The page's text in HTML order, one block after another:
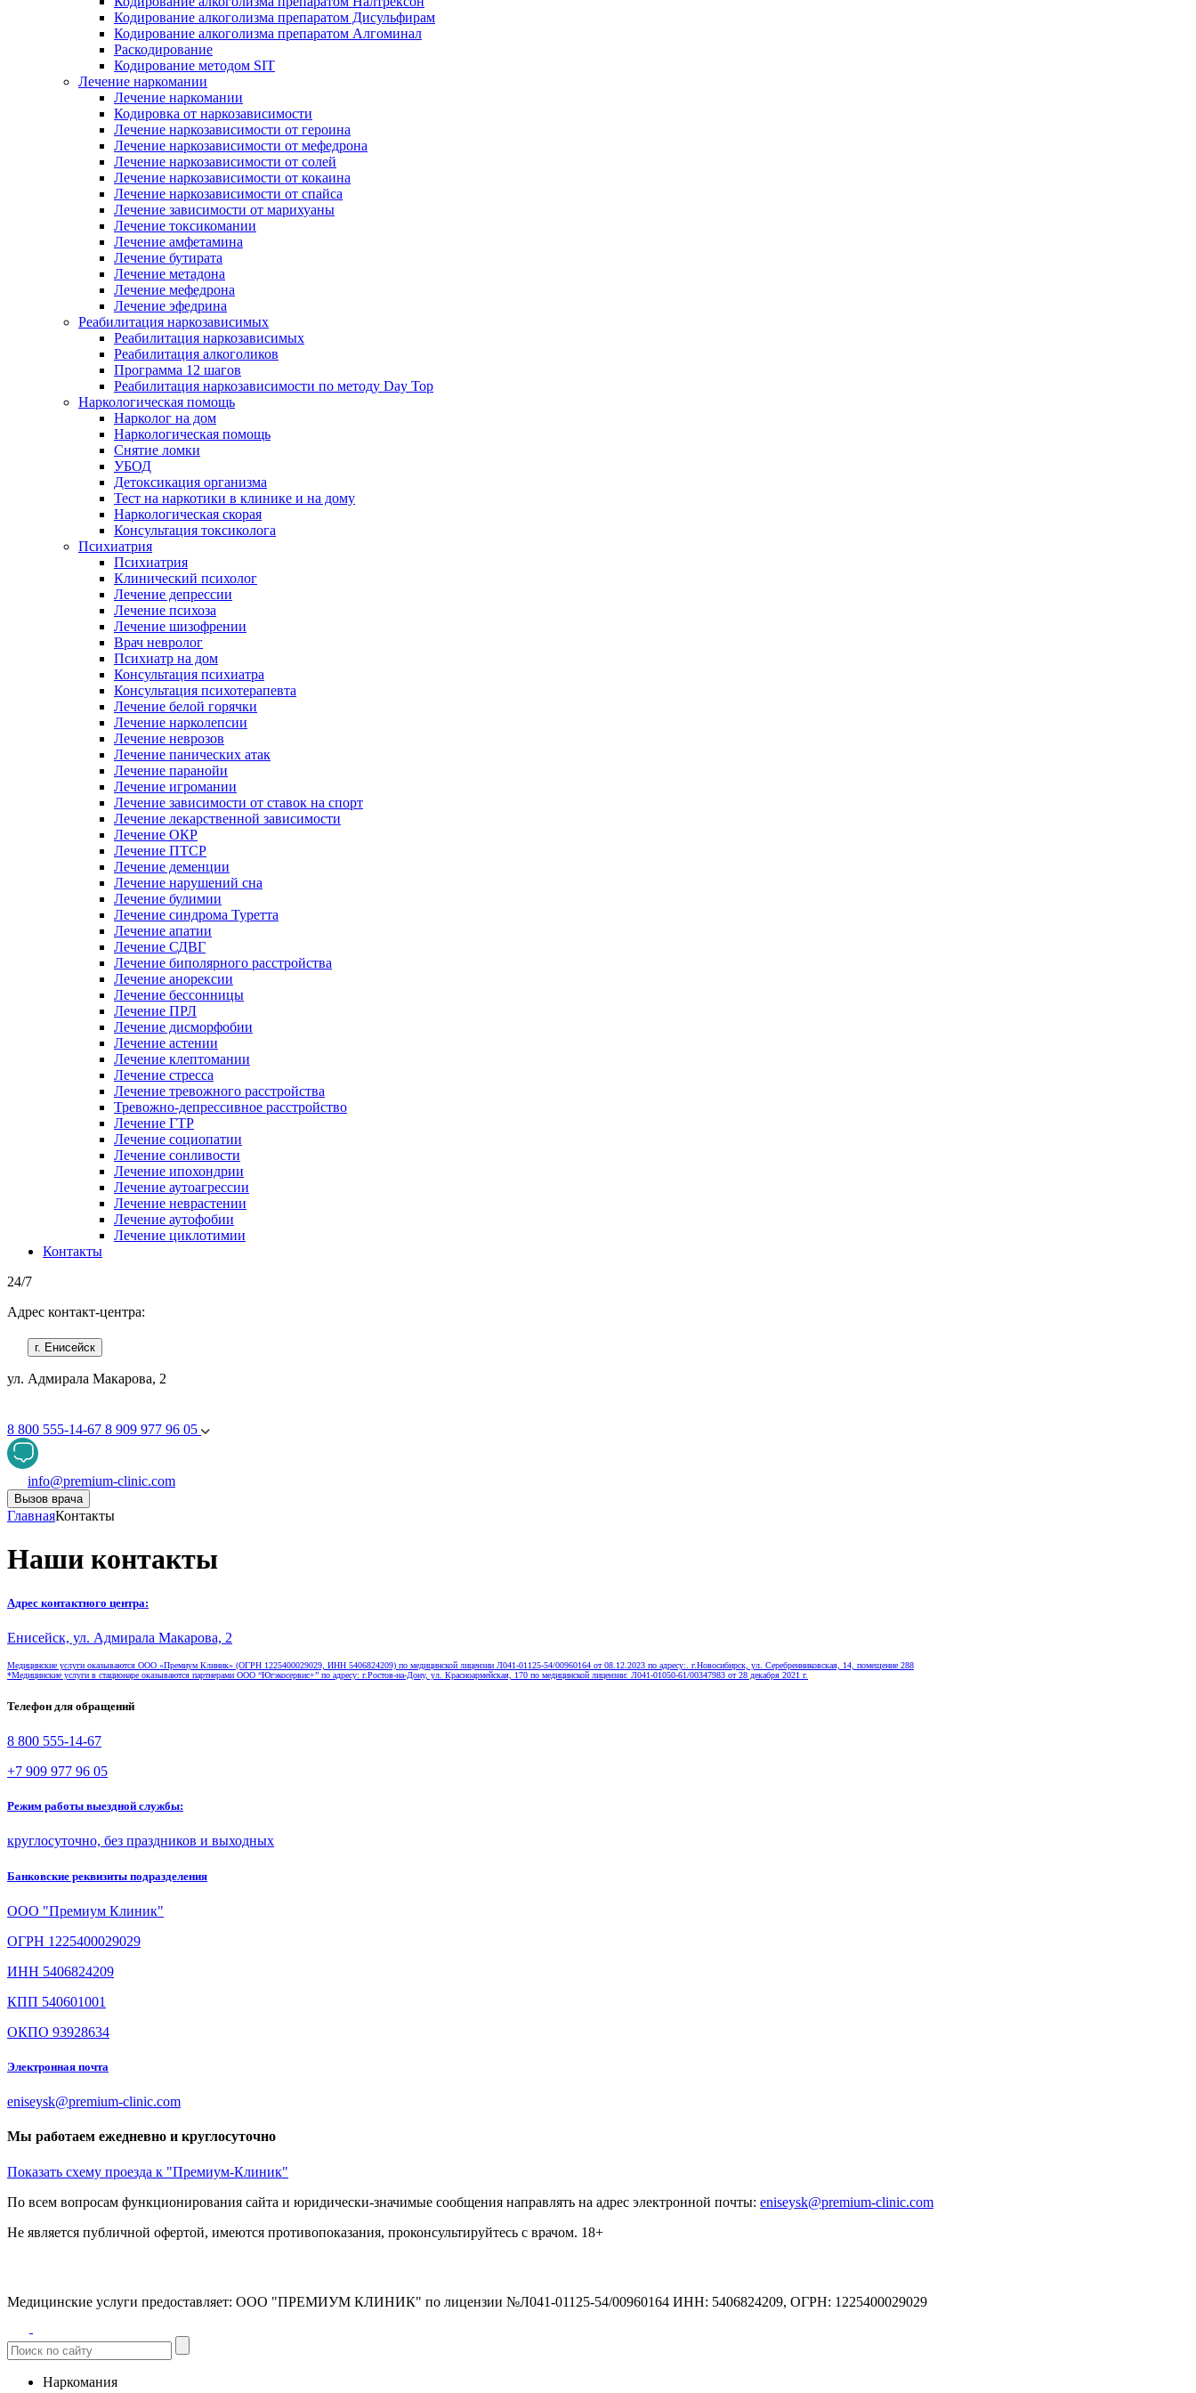
Кодирование алкоголизма препаратом Дисульфирам
Кодирование алкоголизма препаратом Алгоминал
Раскодирование
Кодирование методом SIT
Лечение наркомании
Лечение наркомании
Кодировка от наркозависимости
Лечение наркозависимости от героина
Лечение наркозависимости от мефедрона
Лечение наркозависимости от солей
Лечение наркозависимости от кокаина
Лечение наркозависимости от спайса
Лечение зависимости от марихуаны
Лечение токсикомании
Лечение амфетамина
Лечение бутирата
Лечение метадона
Лечение мефедрона
Лечение эфедрина
Реабилитация наркозависимых
Реабилитация наркозависимых
Реабилитация алкоголиков
Программа 12 шагов
Реабилитация наркозависимости по методу Day Top
Наркологическая помощь
Нарколог на дом
Наркологическая помощь
Снятие ломки
УБОД
Детоксикация организма
Тест на наркотики в клинике и на дому
Наркологическая скорая
Консультация токсиколога
Психиатрия
Психиатрия
Клинический психолог
Лечение депрессии
Лечение психоза
Лечение шизофрении
Врач невролог
Психиатр на дом
Консультация психиатра
Консультация психотерапевта
Лечение белой горячки
Лечение нарколепсии
Лечение неврозов
Лечение панических атак
Лечение паранойи
Лечение игромании
Лечение зависимости от ставок на спорт
Лечение лекарственной зависимости
Лечение ОКР
Лечение ПТСР
Лечение деменции
Лечение нарушений сна
Лечение булимии
Лечение синдрома Туретта
Лечение апатии
Лечение СДВГ
Лечение биполярного расстройства
Лечение анорексии
Лечение бессонницы
Лечение ПРЛ
Лечение дисморфобии
Лечение астении
Лечение клептомании
Лечение стресса
Лечение тревожного расстройства
Тревожно-депрессивное расстройство
Лечение ГТР
Лечение социопатии
Лечение сонливости
Лечение ипохондрии
Лечение аутоагрессии
Лечение неврастении
Лечение аутофобии
Лечение циклотимии
Контакты
24/7
Адрес контакт-центра:
г. Енисейск
ул. Адмирала Макарова, 2
8 800 555-14-67 8 909 977 96 05
info@premium-clinic.com
Вызов врача
ГлавнаяКонтакты
Наши контакты
Адрес контактного центра:
Енисейск, ул. Адмирала Макарова, 2
Медицинские услуги оказываются ООО «Премиум Клиник» (ОГРН 1225400029029, ИНН 5406824209) по медицинской лицензии Л041-01125-54/00960164 от 08.12.2023 по адресу:. г.Новосибирск, ул. Серебренниковская, 14, помещение 288
*Медицинские услуги в стационаре оказываются партнерами ООО “Югэкосервис+” по адресу: г.Ростов-на-Дону, ул. Красноармейская, 170 по медицинской лицензии: Л041-01050-61/00347983 от 28 декабря 2021 г.
Телефон для обращений
8 800 555-14-67
+7 909 977 96 05
Режим работы выездной службы:
круглосуточно, без праздников и выходных
Банковские реквизиты подразделения
ООО "Премиум Клиник"
ОГРН 1225400029029
ИНН 5406824209
КПП 540601001
ОКПО 93928634
Электронная почта
eniseysk@premium-clinic.com
Мы работаем ежедневно и круглосуточно
Показать схему проезда к "Премиум-Клиник"
По всем вопросам функционирования сайта и юридически-значимые сообщения направлять на адрес электронной почты: eniseysk@premium-clinic.com
Не является публичной офертой, имеются противопоказания, проконсультируйтесь с врачом. 18+
Медицинские услуги предоставляет: ООО "ПРЕМИУМ КЛИНИК" по лицензии №Л041-01125-54/00960164 ИНН: 5406824209, ОГРН: 1225400029029
Наркомания